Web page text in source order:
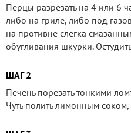
Перцы разрезать на 4 или 6
либо на гриле, либо под
на противне слегка
обугливания шкурки.
ШАГ 2
Печень порезать тонкими
Чуть полить лимонным